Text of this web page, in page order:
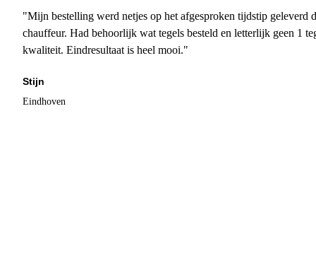
"Mijn bestelling werd netjes op het afgesproken tijdstip geleverd
chauffeur. Had behoorlijk wat tegels besteld en letterlijk geen 1
kwaliteit. Eindresultaat is heel mooi."
Stijn
Eindhoven